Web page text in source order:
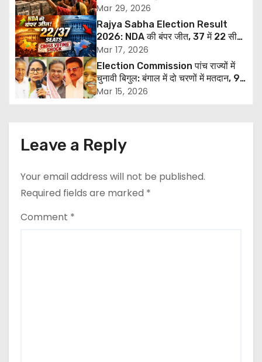
a
v
i
g
o
India 2026
Mar 29, 2026
Rajya Sabha Election Result
2026: NDA की बंपर जीत, 37 में 22 सीटें
जीतीं, हरियाणा-ओडिशा में क्रॉस वोटिंग से
बड़ा उलटफेर
Mar 17, 2026
Election Commission पांच राज्यों में
चुनावी बिगुल: बंगाल में दो चरणों में मतदान, 9
से 29 अप्रैल तक वोटिंग; 4 मई को आएंगे
Mar 15, 2026
Leave a Reply
Your email address will not be published.
Required fields are marked *
Comment *